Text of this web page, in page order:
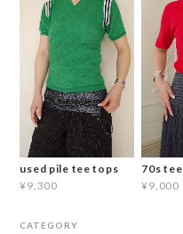
used pile tee tops
¥9,300
70s tee
¥9,000
CATEGORY